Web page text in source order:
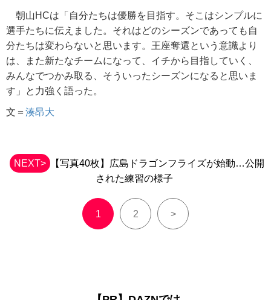
朝山HCは「自分たちは優勝を目指す。そこはシンプルに
選手たちに伝えました。それはどのシーズンであっても自
分たちは変わらないと思います。王座奪還という意識より
は、また新たなチームになって、イチから目指していく、
みんなでつかみ取る、そういったシーズンになると思いま
す」と力強く語った。
文＝ 湊昂大
NEXT>
【写真40枚】広島ドラゴンフライズが始動…公開
された練習の様子
1 2 >